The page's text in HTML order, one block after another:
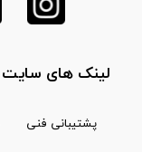
لینک های سایت
پشتیبانی فنی